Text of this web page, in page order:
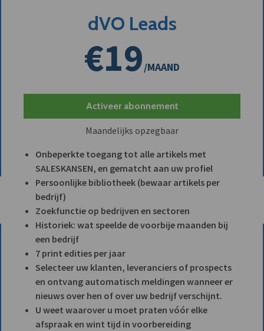
dVO Leads
€19/MAAND
Activeer abonnement
Maandelijks opzegbaar
Onbeperkte toegang tot alle artikels met
SALESKANSEN, en gematcht aan uw profiel
Persoonlijke bibliotheek (bewaar artikels per
bedrijf)
Zoekfunctie op bedrijven en sectoren
Historiek: wat speelde de voorbije maanden bij
een bedrijf
7 print edities per jaar
Selecteer uw klanten, leveranciers of prospects
en ontvang automatisch meldingen wanneer er
nieuws over hen of over uw bedrijf verschijnt.
U weet waarover u moet praten vóór elke
afspraak en wint tijd in voorbereiding